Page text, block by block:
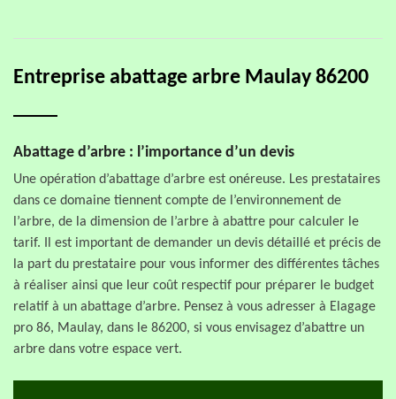
Entreprise abattage arbre Maulay 86200
Abattage d’arbre : l’importance d’un devis
Une opération d’abattage d’arbre est onéreuse. Les prestataires
dans ce domaine tiennent compte de l’environnement de
l’arbre, de la dimension de l’arbre à abattre pour calculer le
tarif. Il est important de demander un devis détaillé et précis de
la part du prestataire pour vous informer des différentes tâches
à réaliser ainsi que leur coût respectif pour préparer le budget
relatif à un abattage d’arbre. Pensez à vous adresser à Elagage
pro 86, Maulay, dans le 86200, si vous envisagez d’abattre un
arbre dans votre espace vert.